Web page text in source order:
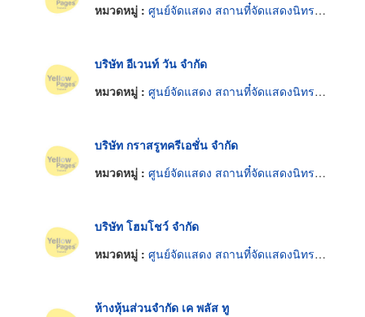
หมวดหมู่ : ศูนย์จัดแสดง สถานที๋จัดแสดงนิทรรศการ
บริษัท อีเวนท์ วัน จำกัด
หมวดหมู่ : ศูนย์จัดแสดง สถานที๋จัดแสดงนิทรรศการ
บริษัท กราสรูทครีเอชั่น จำกัด
หมวดหมู่ : ศูนย์จัดแสดง สถานที๋จัดแสดงนิทรรศการ
บริษัท โฮมโชว์ จำกัด
หมวดหมู่ : ศูนย์จัดแสดง สถานที๋จัดแสดงนิทรรศการ
ห้างหุ้นส่วนจำกัด เค พลัส ทู